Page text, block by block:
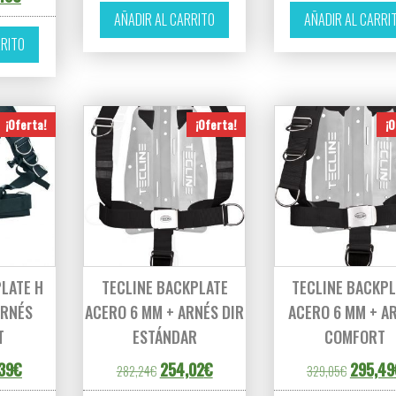
AÑADIR AL CARRITO AÑADIR AL
¡Oferta!
H
original era: 273,26€.
€El precio actual es: 245,39€.
¡Oferta!
TECLINE BACKPLATE
ACERO 6 MM + ARNÉS DIR
ESTÁNDAR
282,24€ El precio original era: 282,24€.
254,02€El precio actual es: 254,02€.
TECLINE
ACERO 6 MM +
COMFORT
329,05€ El
295,49